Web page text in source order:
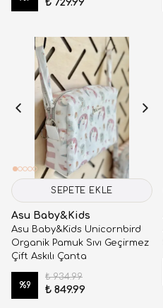
₺ 729.99
SEPETE EKLE
Asu Baby&Kids
Asu Baby&Kids Unicornbird
Organik Pamuk Sıvı Geçirmez
Çift Askılı Çanta
%9
₺ 934.99
₺ 849.99